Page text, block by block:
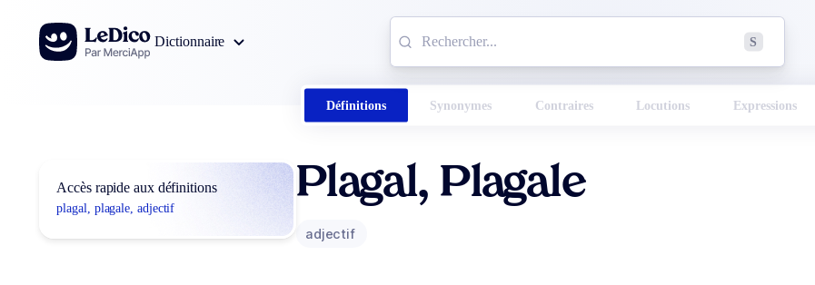
Aller au contenu
Dictionnaire
S
Définitions Synonymes Contraires Locutions Expressions
Accès rapide aux définitions
plagal, plagale, adjectif
Plagal, Plagale
adjectif